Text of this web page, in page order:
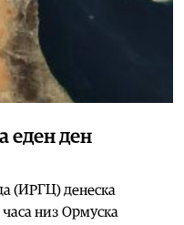
еден ден
(ИРГЦ) денеска
низ Ормуска